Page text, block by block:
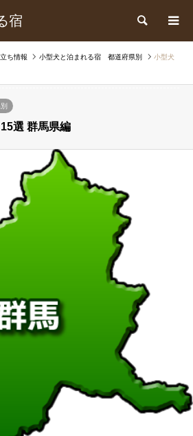
宿 検索
ち情報 小型犬と泊まれる宿 都道府県別
小型犬
選 群馬県編